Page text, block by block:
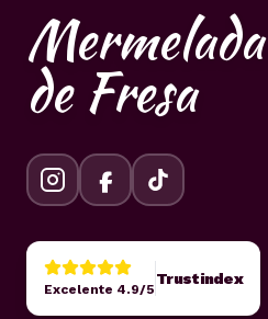
Mermelada
de Fresa
Excelente 4.9/5
Trustindex